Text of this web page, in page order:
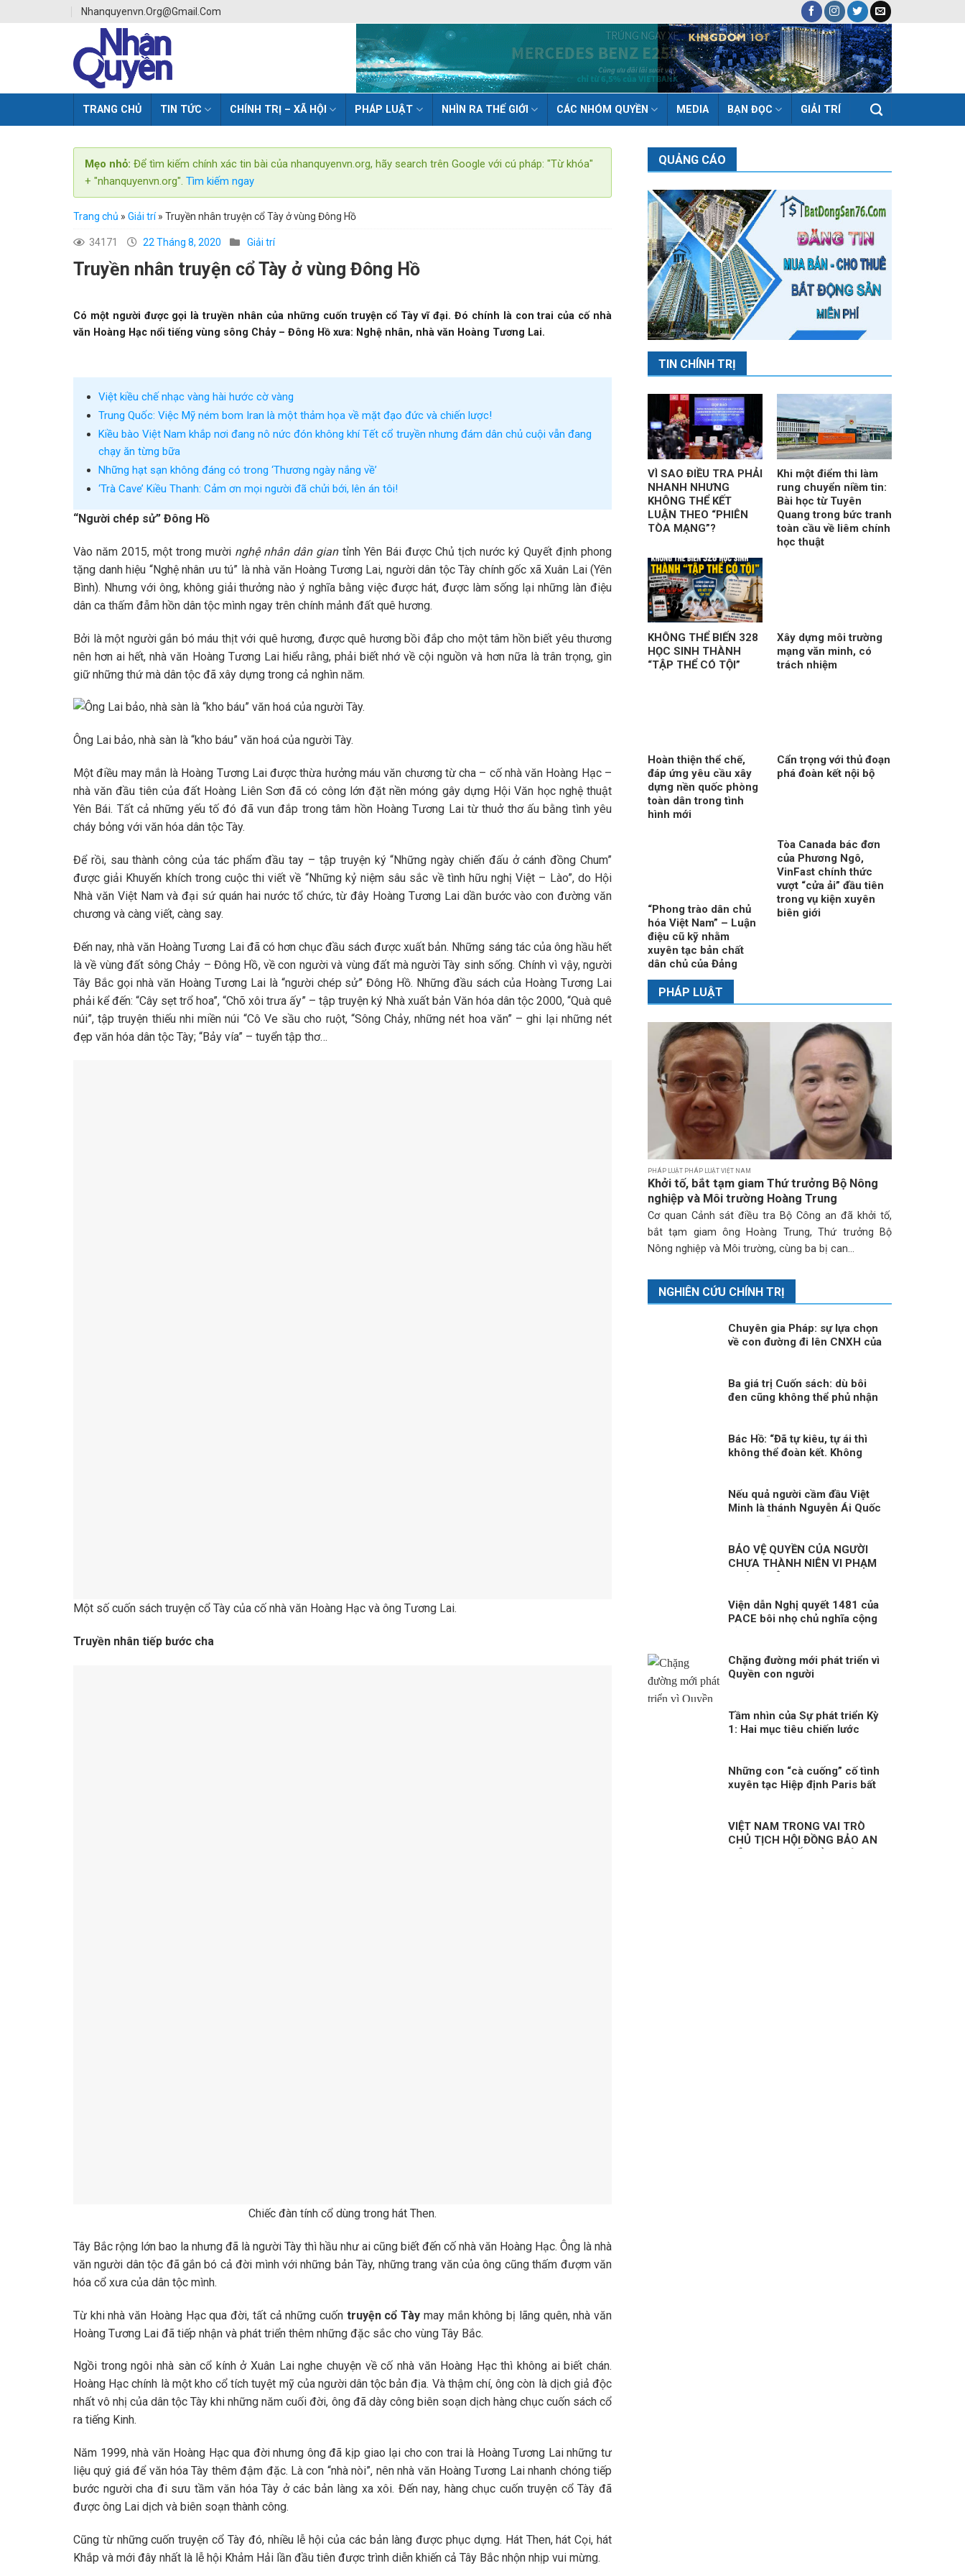
Nhanquyenvn.org@gmail.com
TRANG CHỦ TIN TỨC CHÍNH TRỊ – XÃ HỘI PHÁP LUẬT NHÌN RA THẾ GIỚI CÁC NHÓM QUYỀN MEDIA BẠN ĐỌC GIẢI TRÍ
Mẹo nhỏ: Để tìm kiếm chính xác tin bài của nhanquyenvn.org, hãy search trên Google với cú pháp: "Từ khóa"
+ "nhanquyenvn.org". Tìm kiếm ngay
Trang chủ » Giải trí» Truyền nhân truyện cổ Tày ở vùng Đông Hồ
34171 22 Tháng 8, 2020 Giải trí
Truyền nhân truyện cổ Tày ở vùng Đông Hồ
Có một người được gọi là truyền nhân của những cuốn truyện cổ Tày vĩ đại. Đó chính là con trai của cố nhà
văn Hoàng Hạc nổi tiếng vùng sông Chảy – Đông Hồ xưa: Nghệ nhân, nhà văn Hoàng Tương Lai.
Việt kiều chế nhạc vàng hài hước cờ vàng
Trung Quốc: Việc Mỹ ném bom Iran là một thảm họa về mặt đạo đức và chiến lược!
Kiều bào Việt Nam khắp nơi đang nô nức đón không khí Tết cổ truyền nhưng đám dân chủ cuội vẫn đang
chạy ăn từng bữa
Những hạt sạn không đáng có trong ‘Thương ngày nắng về’
‘Trà Cave’ Kiều Thanh: Cảm ơn mọi người đã chửi bới, lên án tôi!
“Người chép sử” Đông Hồ
Vào năm 2015, một trong mười nghệ nhân dân giantỉnh Yên Bái được Chủ tịch nước ký Quyết định phong
tặng danh hiệu “Nghệ nhân ưu tú” là nhà văn Hoàng Tương Lai, người dân tộc Tày chính gốc xã Xuân Lai (Yên
Bình). Nhưng với ông, không giải thưởng nào ý nghĩa bằng việc được hát, được làm sống lại những làn điệu
dân ca thấm đẫm hồn dân tộc mình ngay trên chính mảnh đất quê hương.
Bởi là một người gắn bó máu thịt với quê hương, được quê hương bồi đắp cho một tâm hồn biết yêu thương
nên hơn ai hết, nhà văn Hoàng Tương Lai hiểu rằng, phải biết nhớ về cội nguồn và hơn nữa là trân trọng, gìn
giữ những thứ mà dân tộc đã xây dựng trong cả nghìn năm.
Ông Lai bảo, nhà sàn là “kho báu” văn hoá của người Tày.
Một điều may mắn là Hoàng Tương Lai được thừa hưởng máu văn chương từ cha – cố nhà văn Hoàng Hạc –
nhà văn đầu tiên của đất Hoàng Liên Sơn đã có công lớn đặt nền móng gây dựng Hội Văn học nghệ thuật
Yên Bái. Tất cả những yếu tố đó đã vun đắp trong tâm hồn Hoàng Tương Lai từ thuở thơ ấu bằng tình yêu
cháy bỏng với văn hóa dân tộc Tày.
Để rồi, sau thành công của tác phẩm đầu tay – tập truyện ký “Những ngày chiến đấu ở cánh đồng Chum”
được giải Khuyến khích trong cuộc thi viết về “Những kỷ niệm sâu sắc về tình hữu nghị Việt – Lào”, do Hội
Nhà văn Việt Nam và đại sứ quán hai nước tổ chức, từ đây Hoàng Tương Lai dần bước vào con đường văn
chương và càng viết, càng say.
Đến nay, nhà văn Hoàng Tương Lai đã có hơn chục đầu sách được xuất bản. Những sáng tác của ông hầu hết
là về vùng đất sông Chảy – Đông Hồ, về con người và vùng đất mà người Tày sinh sống. Chính vì vậy, người
Tây Bắc gọi nhà văn Hoàng Tương Lai là “người chép sử” Đông Hồ. Những đầu sách của Hoàng Tương Lai
phải kể đến: “Cây sẹt trổ hoa”, “Chõ xôi trưa ấy” – tập truyện ký Nhà xuất bản Văn hóa dân tộc 2000, “Quà quê
núi”, tập truyện thiếu nhi miền núi “Cô Ve sầu cho ruột, “Sông Chảy, những nét hoa văn” – ghi lại những nét
đẹp văn hóa dân tộc Tày; “Bảy vía” – tuyển tập thơ…
Một số cuốn sách truyện cổ Tày của cố nhà văn Hoàng Hạc và ông Tương Lai.
Truyền nhân tiếp bước cha
Chiếc đàn tính cổ dùng trong hát Then.
Tây Bắc rộng lớn bao la nhưng đã là người Tày thì hầu như ai cũng biết đến cố nhà văn Hoàng Hạc. Ông là nhà
văn người dân tộc đã gắn bó cả đời mình với những bản Tày, những trang văn của ông cũng thấm đượm văn
hóa cổ xưa của dân tộc mình.
Từ khi nhà văn Hoàng Hạc qua đời, tất cả những cuốn truyện cổ Tày may mắn không bị lãng quên, nhà văn
Hoàng Tương Lai đã tiếp nhận và phát triển thêm những đặc sắc cho vùng Tây Bắc.
Ngồi trong ngôi nhà sàn cổ kính ở Xuân Lai nghe chuyện về cố nhà văn Hoàng Hạc thì không ai biết chán.
Hoàng Hạc chính là một kho cổ tích tuyệt mỹ của người dân tộc bản địa. Và thậm chí, ông còn là dịch giả độc
nhất vô nhị của dân tộc Tày khi những năm cuối đời, ông đã dày công biên soạn dịch hàng chục cuốn sách cổ
ra tiếng Kinh.
Năm 1999, nhà văn Hoàng Hạc qua đời nhưng ông đã kịp giao lại cho con trai là Hoàng Tương Lai những tư
liệu quý giá để văn hóa Tày thêm đậm đặc. Là con “nhà nòi”, nên nhà văn Hoàng Tương Lai nhanh chóng tiếp
bước người cha đi sưu tầm văn hóa Tày ở các bản làng xa xôi. Đến nay, hàng chục cuốn truyện cổ Tày đã
được ông Lai dịch và biên soạn thành công.
Cũng từ những cuốn truyện cổ Tày đó, nhiều lễ hội của các bản làng được phục dựng. Hát Then, hát Cọi, hát
Khắp và mới đây nhất là lễ hội Khảm Hải lần đầu tiên được trình diễn khiến cả Tây Bắc nhộn nhịp vui mừng.
QUẢNG CÁO
TIN CHÍNH TRỊ
VÌ SAO ĐIỀU TRA PHẢI
NHANH NHƯNG
KHÔNG THỂ KẾT
LUẬN THEO “PHIÊN
TÒA MẠNG”?
Khi một điểm thi làm
rung chuyển niềm tin:
Bài học từ Tuyên
Quang trong bức tranh
toàn cầu về liêm chính
học thuật
KHÔNG THỂ BIẾN 328
HỌC SINH THÀNH
“TẬP THỂ CÓ TỘI”
Xây dựng môi trường
mạng văn minh, có
trách nhiệm
Hoàn thiện thể chế,
đáp ứng yêu cầu xây
dựng nền quốc phòng
toàn dân trong tình
hình mới
Cẩn trọng với thủ đoạn
phá đoàn kết nội bộ
“Phong trào dân chủ
hóa Việt Nam” – Luận
điệu cũ kỹ nhằm
xuyên tạc bản chất
dân chủ của Đảng
Tòa Canada bác đơn
của Phương Ngô,
VinFast chính thức
vượt “cửa ải” đầu tiên
trong vụ kiện xuyên
biên giới
PHÁP LUẬT
PHÁP LUẬT PHÁP LUẬT VIỆT NAM
Khởi tố, bắt tạm giam Thứ trưởng Bộ Nông
nghiệp và Môi trường Hoàng Trung
Cơ quan Cảnh sát điều tra Bộ Công an đã khởi tố,
bắt tạm giam ông Hoàng Trung, Thứ trưởng Bộ
Nông nghiệp và Môi trường, cùng ba bị can...
NGHIÊN CỨU CHÍNH TRỊ
Chuyên gia Pháp: sự lựa chọn
về con đường đi lên CNXH của
Ba giá trị Cuốn sách: dù bôi
đen cũng không thể phủ nhận
Bác Hồ: “Đã tự kiêu, tự ái thì
không thể đoàn kết. Không
công”.
Nếu quả người cầm đầu Việt
Minh là thánh Nguyễn Ái Quốc
BẢO VỆ QUYỀN CỦA NGƯỜI
CHƯA THÀNH NIÊN VI PHẠM
Viện dẫn Nghị quyết 1481 của
PACE bôi nhọ chủ nghĩa cộng
Chặng đường mới phát triển vì
Quyền con người
Tầm nhìn của Sự phát triển Kỳ
1: Hai mục tiêu chiến lước
Những con “cà cuống” cố tình
xuyên tạc Hiệp định Paris bất
VIỆT NAM TRONG VAI TRÒ
CHỦ TỊCH HỘI ĐỒNG BẢO AN